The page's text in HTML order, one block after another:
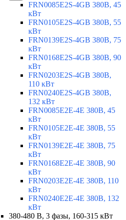
FRN0085E2S-4GB 380В, 45
кВт
FRN0105E2S-4GB 380В, 55
кВт
FRN0139E2S-4GB 380В, 75
кВт
FRN0168E2S-4GB 380В, 90
кВт
FRN0203E2S-4GB 380В,
110 кВт
FRN0240E2S-4GB 380В,
132 кВт
FRN0085E2E-4E 380В, 45
кВт
FRN0105E2E-4E 380В, 55
кВт
FRN0139E2E-4E 380В, 75
кВт
FRN0168E2E-4E 380В, 90
кВт
FRN0203E2E-4E 380В, 110
кВт
FRN0240E2E-4E 380В, 132
кВт
380-480 В, 3 фазы, 160-315 кВт